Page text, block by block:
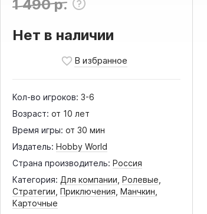
1 490 р.
Нет в наличии
Кол-во игроков: 3-6
Возраст: от 10 лет
Время игры: от 30 мин
Издатель: Hobby World
Страна производитель: Россия
Категория: Для компании ,Ролевые
Стратегии ,Приключения ,Манчкин
Карточные